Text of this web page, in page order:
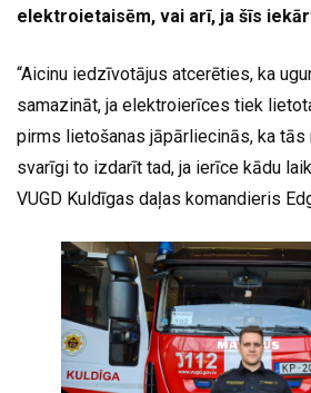
elektroietaisēm, vai arī, ja šīs
“Aicinu iedzīvotājus atcerēties, ka
samazināt, ja elektroierīces tiek
pirms lietošanas jāpārliecinās, ka tās
svarīgi to izdarīt tad, ja ierīce kādu
VUGD Kuldīgas daļas komandieris